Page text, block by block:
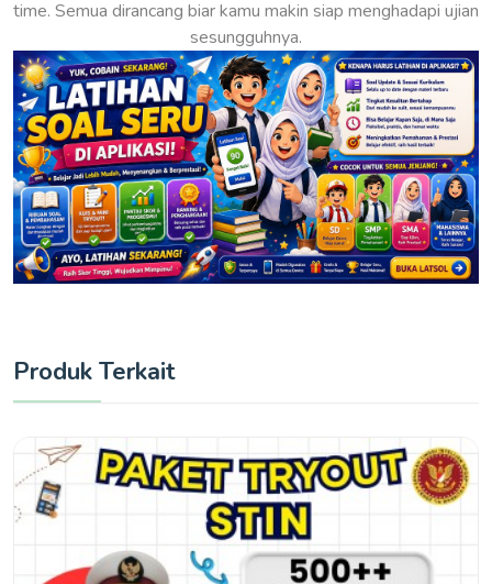
time. Semua dirancang biar kamu makin siap menghadapi ujian
sesungguhnya.
Produk Terkait